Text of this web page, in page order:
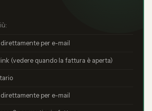
per e-mail
(vedere quando la fattura è aperta)
per e-mail